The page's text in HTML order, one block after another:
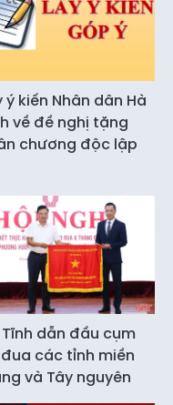
ý kiến Nhân dân Hà
về đề nghị tặng
chương độc lập
Tĩnh dẫn đầu cụm
các tỉnh miền
và Tây nguyên